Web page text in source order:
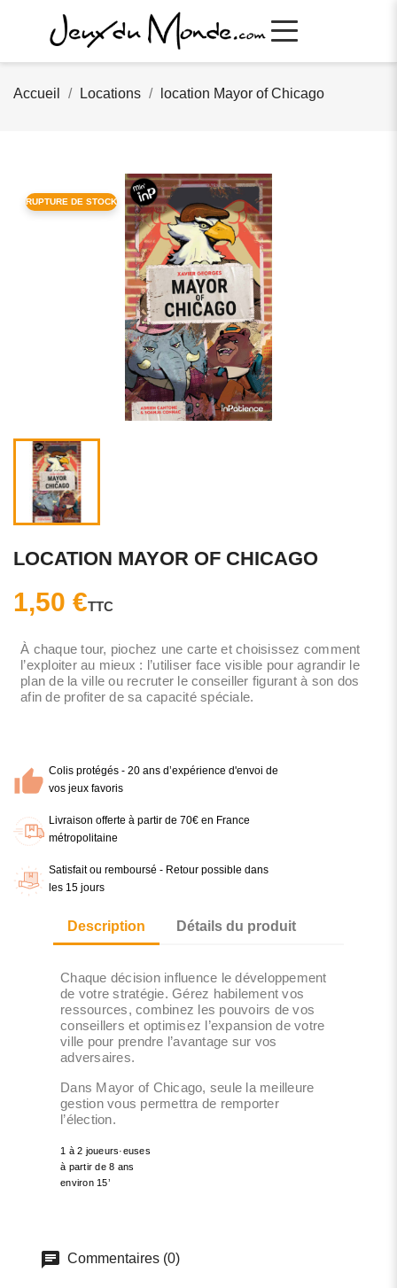
Accueil Locations location Mayor of Chicago
RUPTURE DE STOCK
LOCATION MAYOR OF CHICAGO
1,50 €TTC
À chaque tour, piochez une carte et choisissez comment
l’exploiter au mieux : l’utiliser face visible pour agrandir le
plan de la ville ou recruter le conseiller figurant à son dos
afin de profiter de sa capacité spéciale.
Colis protégés - 20 ans d’expérience d'envoi de
vos jeux favoris
Livraison offerte à partir de 70€ en France
métropolitaine
Satisfait ou remboursé - Retour possible dans
les 15 jours
Description Détails du produit
Chaque décision influence le développement
de votre stratégie. Gérez habilement vos
ressources, combinez les pouvoirs de vos
conseillers et optimisez l’expansion de votre
ville pour prendre l’avantage sur vos
adversaires.
Dans Mayor of Chicago, seule la meilleure
gestion vous permettra de remporter
l’élection.
1 à 2 joueurs·euses
à partir de 8 ans
environ 15’
Commentaires (0)